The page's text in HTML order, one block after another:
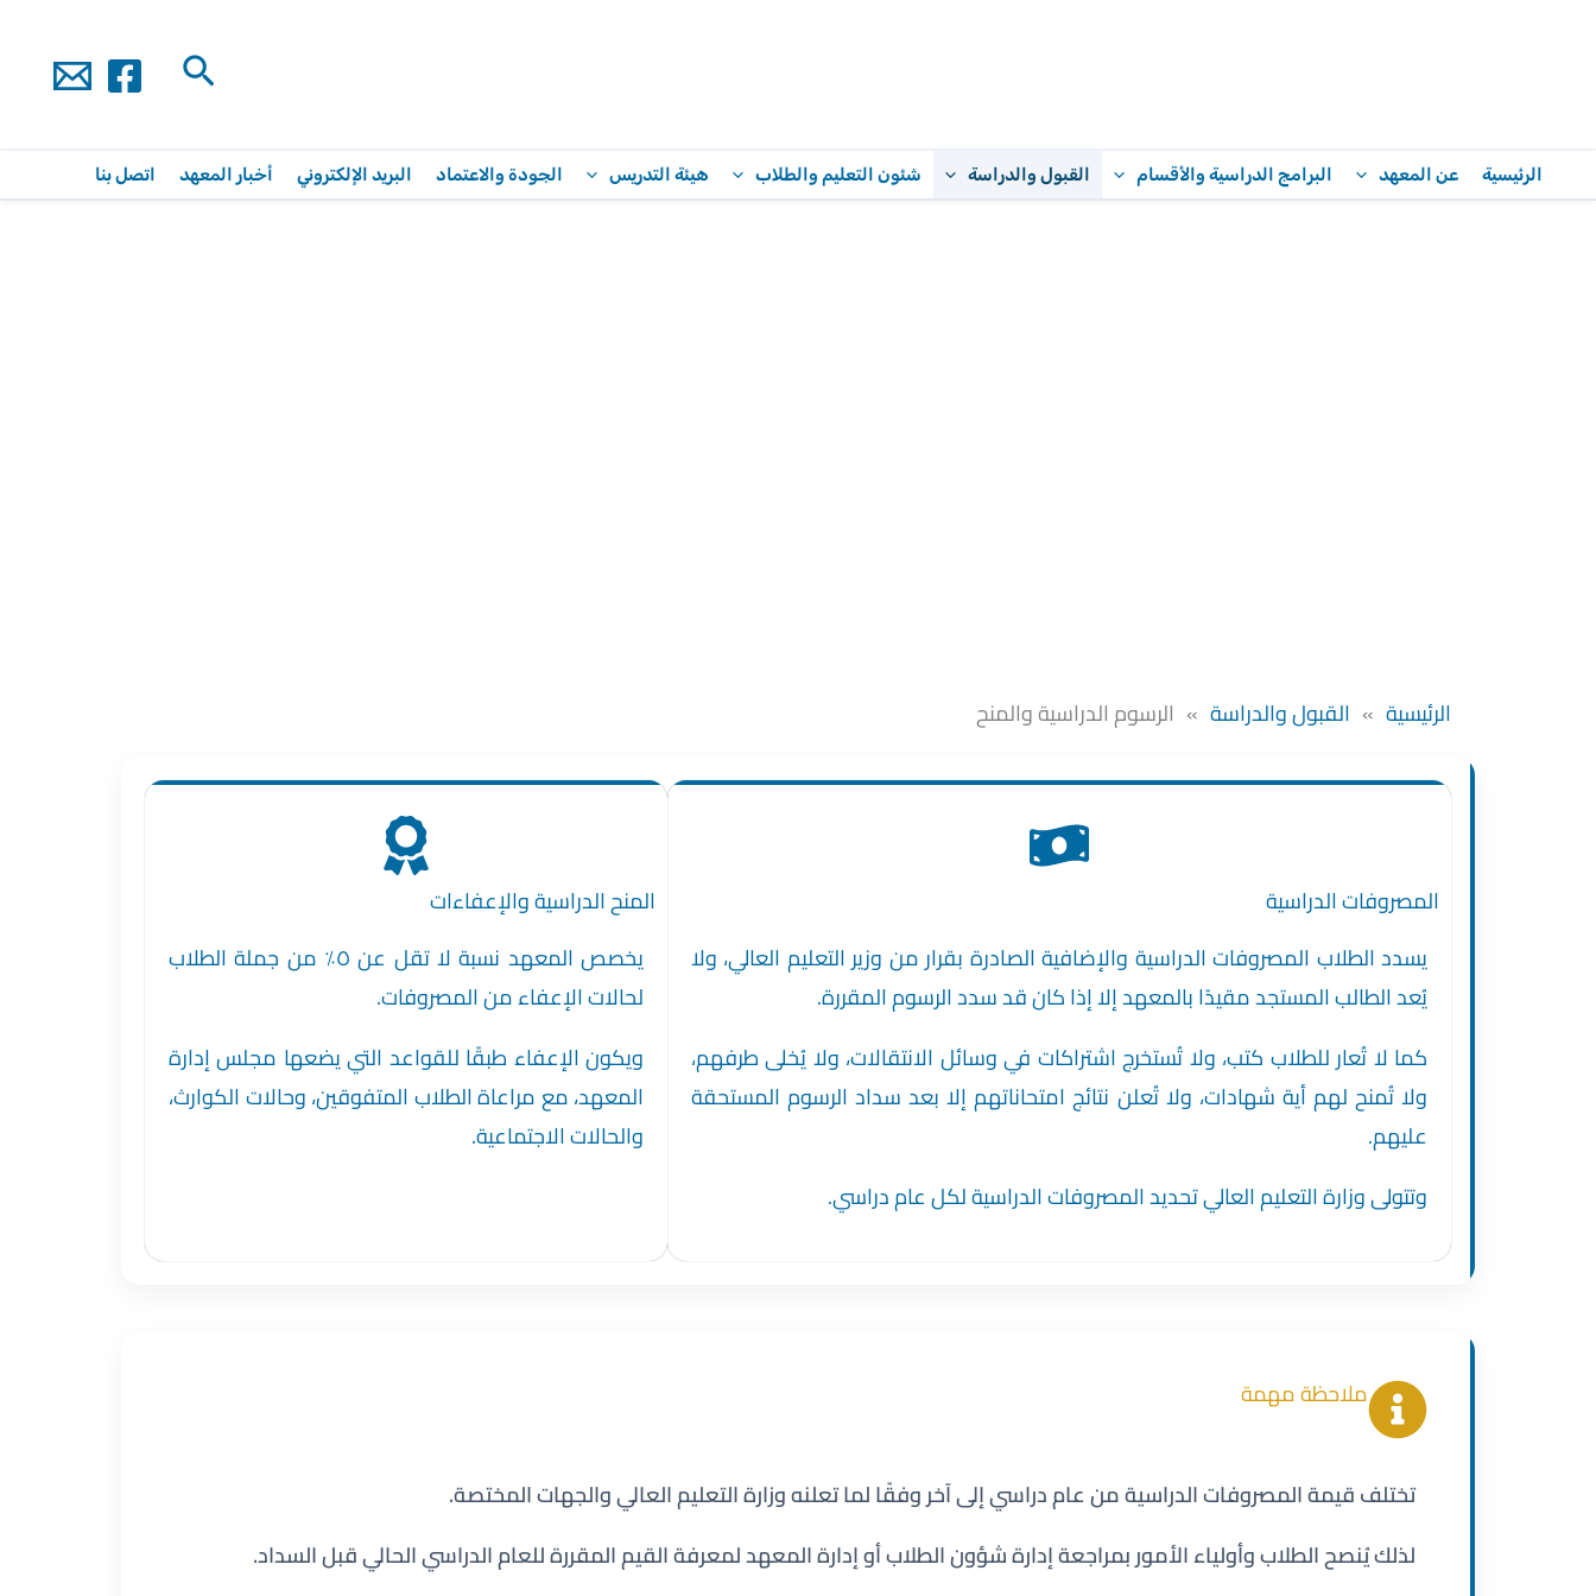
البحث
الرئيسية عن المعهد البرامج الدراسية والأقسام القبول والدراسة شئون التعليم والطلاب هيئة التدريس الجودة والاعتماد البريد الإلكتروني أخبار المعهد اتصل بنا
الرئيسية » القبول والدراسة » الرسوم الدراسية والمنح
المصروفات الدراسية
يسدد الطلاب المصروفات الدراسية والإضافية الصادرة بقرار من وزير التعليم العالي، ولا
يُعد الطالب المستجد مقيدًا بالمعهد إلا إذا كان قد سدد الرسوم المقررة.
كما لا تُعار للطلاب كتب، ولا تُستخرج اشتراكات في وسائل الانتقالات، ولا يُخلى طرفهم،
ولا تُمنح لهم أية شهادات، ولا تُعلن نتائج امتحاناتهم إلا بعد سداد الرسوم المستحقة
عليهم.
وتتولى وزارة التعليم العالي تحديد المصروفات الدراسية لكل عام دراسي.
المنح الدراسية والإعفاءات
يخصص المعهد نسبة لا تقل عن ٥٪ من جملة الطلاب
لحالات الإعفاء من المصروفات.
ويكون الإعفاء طبقًا للقواعد التي يضعها مجلس إدارة
المعهد، مع مراعاة الطلاب المتفوقين، وحالات الكوارث،
والحالات الاجتماعية.
ملاحظة مهمة
تختلف قيمة المصروفات الدراسية من عام دراسي إلى آخر وفقًا لما تعلنه وزارة التعليم العالي والجهات المختصة.
لذلك يُنصح الطلاب وأولياء الأمور بمراجعة إدارة شؤون الطلاب أو إدارة المعهد لمعرفة القيم المقررة للعام الدراسي الحالي قبل السداد.